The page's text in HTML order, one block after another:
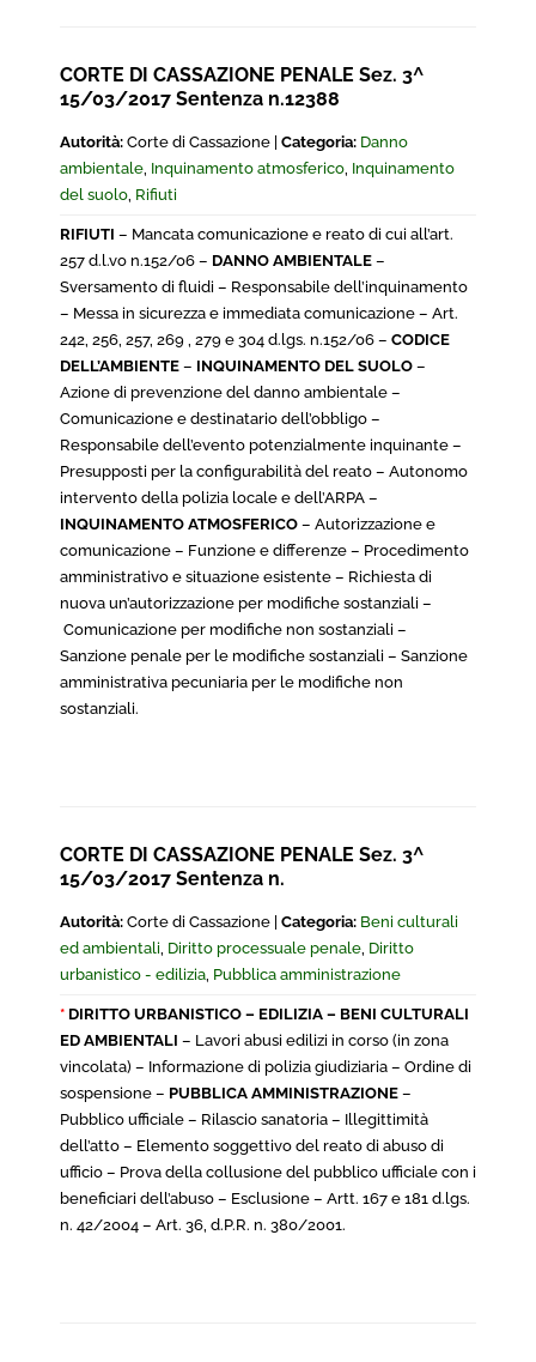
CORTE DI CASSAZIONE PENALE Sez. 3^
15/03/2017 Sentenza n.12388
Autorità: Corte di Cassazione | Categoria: Danno
ambientale, Inquinamento atmosferico, Inquinamento
del suolo, Rifiuti
RIFIUTI – Mancata comunicazione e reato di cui all’art.
257 d.l.vo n.152/06 – DANNO AMBIENTALE –
Sversamento di fluidi – Responsabile dell’inquinamento
– Messa in sicurezza e immediata comunicazione – Art.
242, 256, 257, 269 , 279 e 304 d.lgs. n.152/06 – CODICE
DELL’AMBIENTE – INQUINAMENTO DEL SUOLO –
Azione di prevenzione del danno ambientale –
Comunicazione e destinatario dell’obbligo –
Responsabile dell’evento potenzialmente inquinante –
Presupposti per la configurabilità del reato – Autonomo
intervento della polizia locale e dell’ARPA –
INQUINAMENTO ATMOSFERICO – Autorizzazione e
comunicazione – Funzione e differenze – Procedimento
amministrativo e situazione esistente – Richiesta di
nuova un’autorizzazione per modifiche sostanziali –
Comunicazione per modifiche non sostanziali –
Sanzione penale per le modifiche sostanziali – Sanzione
amministrativa pecuniaria per le modifiche non
sostanziali.
CORTE DI CASSAZIONE PENALE Sez. 3^
15/03/2017 Sentenza n.
Autorità: Corte di Cassazione | Categoria: Beni culturali
ed ambientali, Diritto processuale penale, Diritto
urbanistico - edilizia, Pubblica amministrazione
* DIRITTO URBANISTICO – EDILIZIA – BENI CULTURALI
ED AMBIENTALI – Lavori abusi edilizi in corso (in zona
vincolata) – Informazione di polizia giudiziaria – Ordine di
sospensione – PUBBLICA AMMINISTRAZIONE –
Pubblico ufficiale – Rilascio sanatoria – Illegittimità
dell’atto – Elemento soggettivo del reato di abuso di
ufficio – Prova della collusione del pubblico ufficiale con i
beneficiari dell’abuso – Esclusione – Artt. 167 e 181 d.lgs.
n. 42/2004 – Art. 36, d.P.R. n. 380/2001.